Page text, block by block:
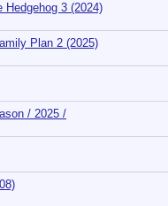
Hedgehog 3 (2024)
Plan 2 (2025)
/ 2025 /